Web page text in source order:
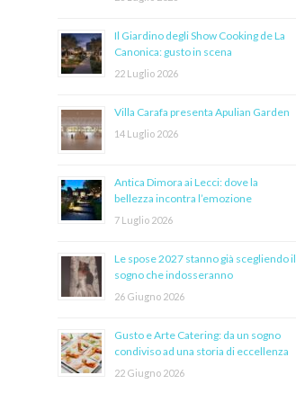
Il Giardino degli Show Cooking de La
Canonica: gusto in scena
22 Luglio 2026
Villa Carafa presenta Apulian Garden
14 Luglio 2026
Antica Dimora ai Lecci: dove la
bellezza incontra l’emozione
7 Luglio 2026
Le spose 2027 stanno già scegliendo il
sogno che indosseranno
26 Giugno 2026
Gusto e Arte Catering: da un sogno
condiviso ad una storia di eccellenza
22 Giugno 2026